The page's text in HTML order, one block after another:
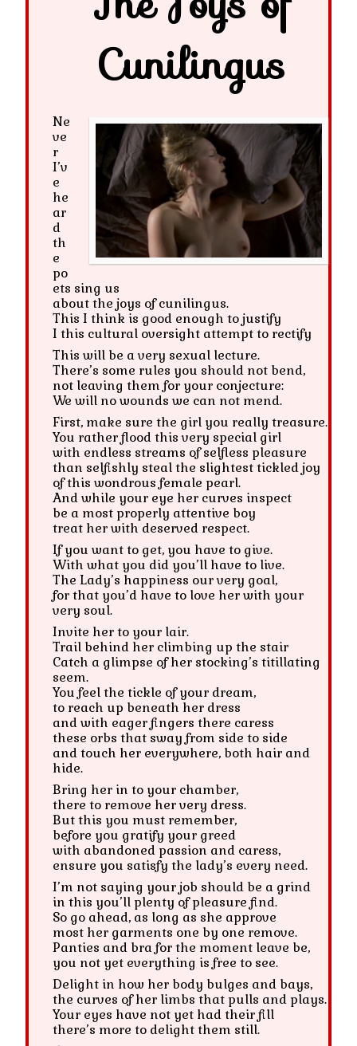
Cunilingus
Ne
ve
r
I’v
e
he
ar
d
th
e
po
ets sing us
about the joys of cunilingus.
This I think is good enough to justify
I this cultural oversight attempt to rectify
This will be a very sexual lecture.
There’s some rules you should not bend,
not leaving them for your conjecture:
We will no wounds we can not mend.
First, make sure the girl you really treasure.
You rather flood this very special girl
with endless streams of selfless pleasure
than selfishly steal the slightest tickled joy
of this wondrous female pearl.
And while your eye her curves inspect
be a most properly attentive boy
treat her with deserved respect.
If you want to get, you have to give.
With what you did you’ll have to live.
The Lady’s happiness our very goal,
for that you’d have to love her with your
very soul.
Invite her to your lair.
Trail behind her climbing up the stair
Catch a glimpse of her stocking’s titillating
seem.
You feel the tickle of your dream,
to reach up beneath her dress
and with eager fingers there caress
these orbs that sway from side to side
and touch her everywhere, both hair and
hide.
Bring her in to your chamber,
there to remove her very dress.
But this you must remember,
before you gratify your greed
with abandoned passion and caress,
ensure you satisfy the lady’s every need.
I’m not saying your job should be a grind
in this you’ll plenty of pleasure find.
So go ahead, as long as she approve
most her garments one by one remove.
Panties and bra for the moment leave be,
you not yet everything is free to see.
Delight in how her body bulges and bays,
the curves of her limbs that pulls and plays.
Your eyes have not yet had their fill
there’s more to delight them still.